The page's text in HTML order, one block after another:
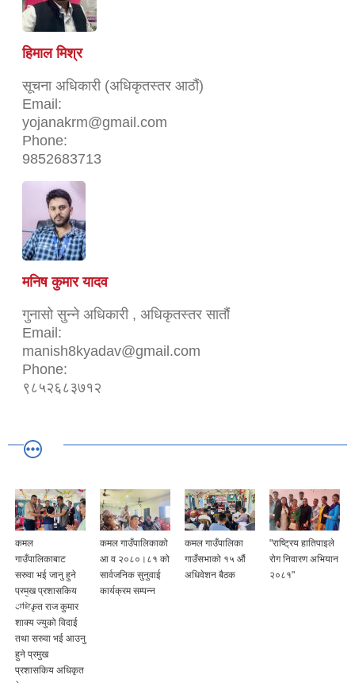
हिमाल मिश्र
सूचना अधिकारी (अधिकृतस्तर आठौं)
Email:
yojanakrm@gmail.com
Phone:
9852683713
मनिष कुमार यादव
गुनासो सुन्ने अधिकारी , अधिकृतस्तर सातौं
Email:
manish8kyadav@gmail.com
Phone:
९८५२६८३७१२
कमल
गाउँपालिकाबाट
सरुवा भई जानु हुने
प्रमुख प्रशासकिय
अधिकृत राज कुमार
शाक्य ज्युको विदाई
तथा सरुवा भई आउनु
हुने प्रमुख
प्रशासकिय अधिकृत
कमल गाउँपालिकाको
आ व २०८०।८१ को
सार्वजनिक सुनुवाई
कार्यक्रम सम्पन्न
कमल गाउँपालिका
गाउँसभाको १५ औं
अधिवेशन बैठक
"राष्ट्रिय हातिपाइले
रोग निवारण अभियान
२०८१"